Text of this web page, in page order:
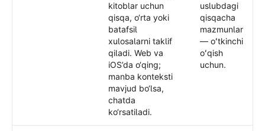
kitoblar uchun
qisqa, o‘rta yoki
batafsil
xulosalarni taklif
qiladi. Web va
iOS’da o‘qing;
manba konteksti
mavjud bo‘lsa,
chatda
ko‘rsatiladi.
uslubdagi
qisqacha
mazmunlar
— oʻtkinchi
oʻqish
uchun.